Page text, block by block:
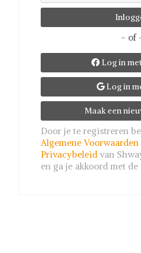
- of
Log in
Log in
Maak een
Door je te registreren
Algemene Voorwaarden
Privacybeleid van
en ga je akkoord met